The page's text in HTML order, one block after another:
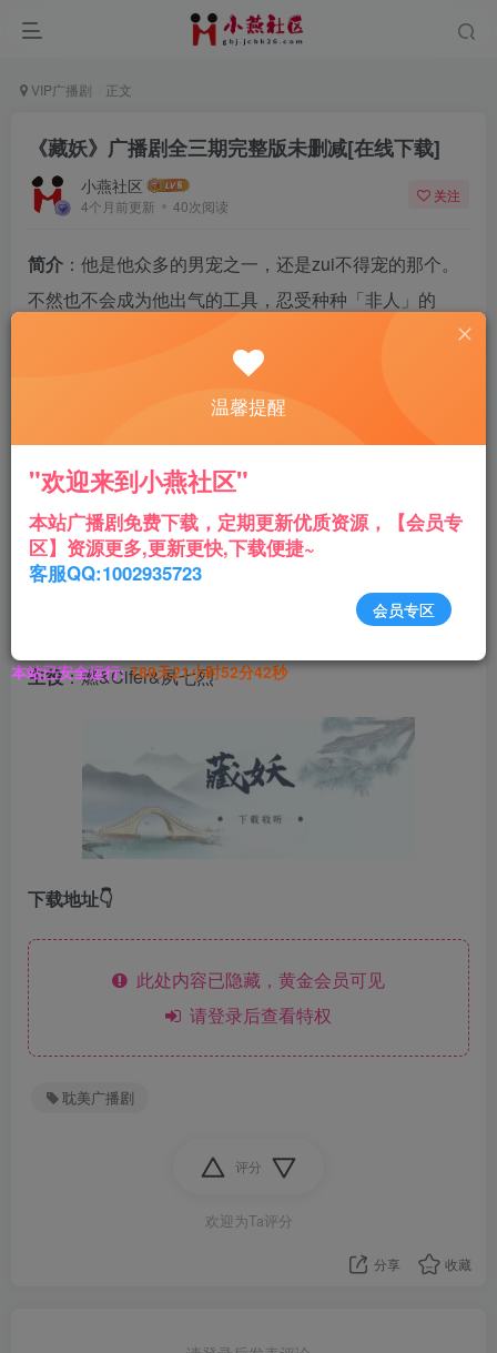
VIP广播剧 正文
《藏妖》广播剧全三期完整版未删减[在线下载]
小燕社区
4个月前更新 40次阅读
关注
简介 ：他是他众多的男宠之一，还是zui不得宠的那个。
不然也不会成为他出气的工具，忍受种种「非人」的
不过他却是暗暗松了口气，他宁愿那人彻`底厌倦了他，
把所有值钱的东西都卖了，备足盘缠，等着出府的那一
天，去找他在这世上唯`一牵挂的人。
可他等啊等啊，等了这么些年，怎么那人还不放了他?
就在他觉得自己快要等到时，他却惊愕地发现，自己的
肚子居然一天天大了起来！啊，他的肚子里什么时候跑
主役：燃&Cifer&夙七烈
下载地址👇
此处内容已隐藏，黄金会员可见
请登录后查看特权
耽美广播剧
评分
欢迎为Ta评分
分享 收藏
温馨提醒
"欢迎来到小燕社区"
本站广播剧免费下载，定期更新优质资源，【会员专
区】资源更多,更新更快,下载便捷~
客服QQ:1002935723
会员专区
本站已安全运行: 789天21小时52分43秒